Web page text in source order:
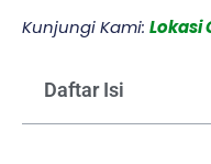
Kunjungi Kami: Lokasi
Daftar Isi